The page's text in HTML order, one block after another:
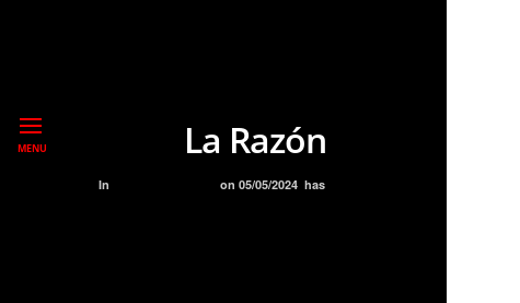
MENU La Razón
In on 05/05/2024has